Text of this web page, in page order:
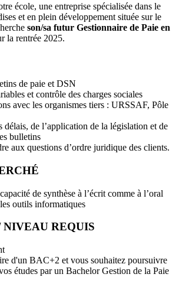
école, une entreprise spécialisée dans le
et en plein développement située sur le
son/sa futur Gestionnaire de Paie en
la rentrée 2025.
de paie et DSN
et contrôle des charges sociales
avec les organismes tiers : URSSAF, Pôle
de l’application de la législation et de
bulletins
aux questions d’ordre juridique des clients.
de synthèse à l’écrit comme à l’oral
outils informatiques
REQUIS
d'un BAC+2 et vous souhaitez poursuivre
études par un Bachelor Gestion de la Paie